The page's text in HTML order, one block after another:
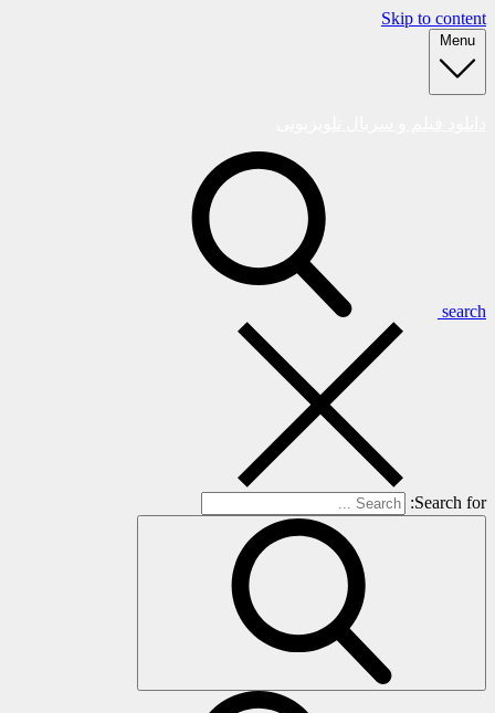
Skip to content
Menu
search
Search for: